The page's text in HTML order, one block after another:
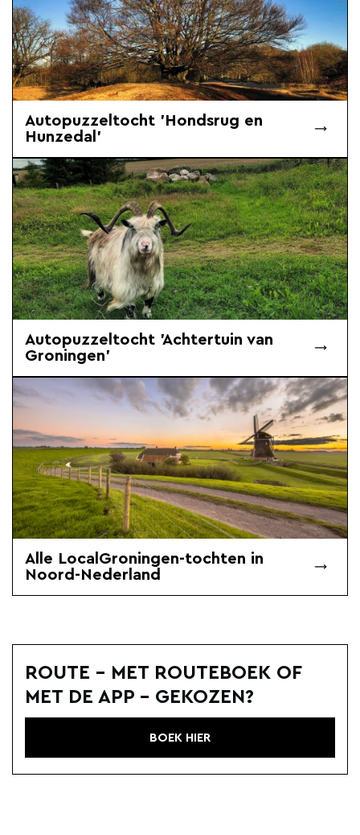
Autopuzzeltocht 'Hondsrug en
Hunzedal'
Autopuzzeltocht 'Achtertuin van
Groningen'
Alle LocalGroningen-tochten in
Noord-Nederland
ROUTE - MET ROUTEBOEK OF
MET DE APP - GEKOZEN?
BOEK HIER